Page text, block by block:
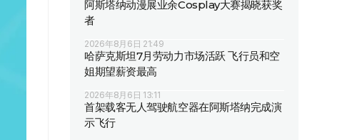
阿斯塔纳动漫展业余Cosplay大赛揭晓获奖
者
2026年8月6日 21:49
哈萨克斯坦7月劳动力市场活跃 飞行员和空
姐期望薪资最高
2026年8月6日 13:11
首架载客无人驾驶航空器在阿斯塔纳完成演
示飞行